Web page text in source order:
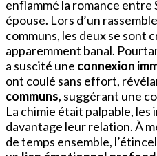
enflammé la romance entre
épouse. Lors d’un
communs, les deux se sont
apparemment banal.
a suscité une connexion
ont coulé sans effort,
communs, suggérant une
La chimie était palpable,
davantage leur relation. À
de temps ensemble,